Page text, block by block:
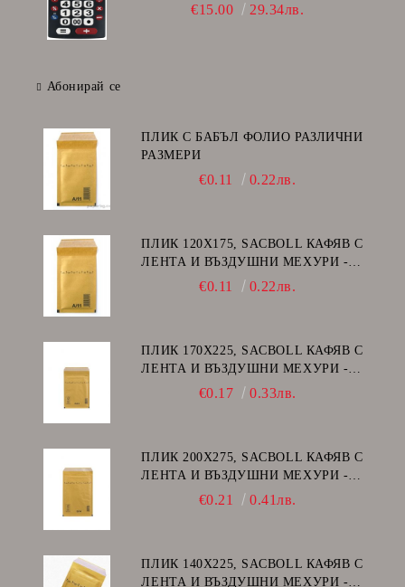
€15.00 29.34лв.
Абонирай се
ПЛИК С БАБЪЛ ФОЛИО РАЗЛИЧНИ
РАЗМЕРИ
€0.11 0.22лв.
ПЛИК 120Х175, SACBOLL КАФЯВ С
ЛЕНТА И ВЪЗДУШНИ МЕХУРИ -
€0.11 0.22лв.
ПЛИК 170Х225, SACBOLL КАФЯВ С
ЛЕНТА И ВЪЗДУШНИ МЕХУРИ -
€0.17 0.33лв.
ПЛИК 200Х275, SACBOLL КАФЯВ С
ЛЕНТА И ВЪЗДУШНИ МЕХУРИ -
€0.21 0.41лв.
ПЛИК 140Х225, SACBOLL КАФЯВ С
ЛЕНТА И ВЪЗДУШНИ МЕХУРИ -